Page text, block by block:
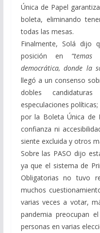
Única de Papel
boleta, eliminando
todas las mesas.
Finalmente, Solá dijo
posición en “temas
democrática, donde la
llegó a un consenso
dobles
especulaciones
por la Boleta Única de
confianza ni
siente excluida y otros
Sobre las PASO dijo
ya que el sistema de
Obligatorias no tuvo
muchos
varias veces a votar,
pandemia preocupan
personas en varias